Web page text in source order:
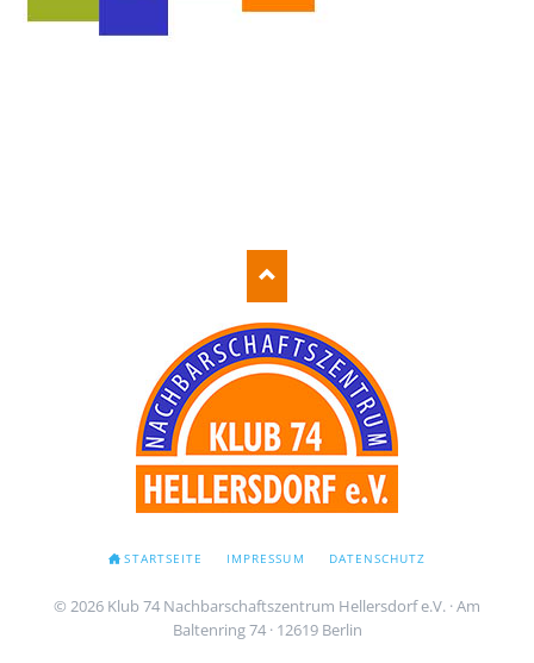
STARTSEITE IMPRESSUM DATENSCHUTZ
© 2026 Klub 74 Nachbarschaftszentrum Hellersdorf e.V. · Am
Baltenring 74 · 12619 Berlin